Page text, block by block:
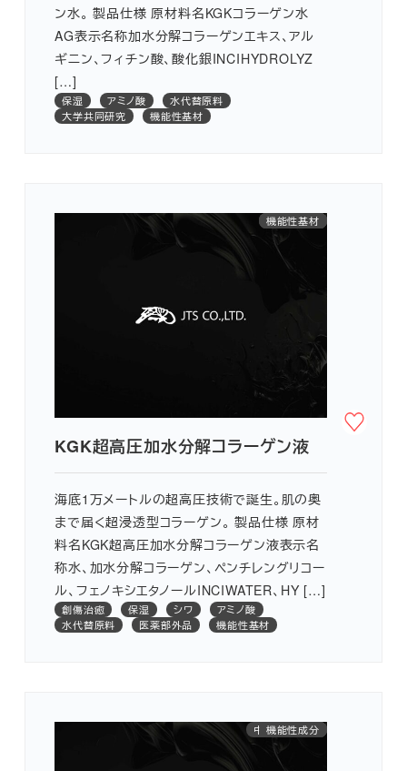
ン水。 製品仕様 原材料名KGKコラーゲン水
AG表示名称加水分解コラーゲンエキス、アル
ギニン、フィチン酸、酸化銀INCIHYDROLYZ
[…]
保湿 アミノ酸
水代替原料
大学共同研究
機能性基材
創傷治癒
保湿
シワ
アミノ酸
水代替原料
医薬部外品
機能性基材
KGK超高圧加水分解コラーゲン液
海底1万メートルの超高圧技術で誕生。肌の奥
まで届く超浸透型コラーゲン。 製品仕様 原材
料名KGK超高圧加水分解コラーゲン液表示名
称水、加水分解コラーゲン、ペンチレングリコー
ル、フェノキシエタノールINCIWATER、HY […]
創傷治癒 保湿 シワ
アミノ酸
水代替原料
医薬部外品 機能性基材
アミノ酸
医薬部外品
中国INCI対応
機能性成分